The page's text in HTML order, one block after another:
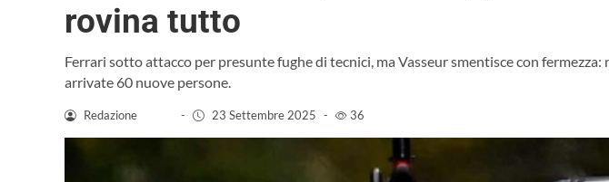
rovina tutto
Ferrari sotto attacco per presunte fughe di tecnici, ma Vasseur smentisce con
arrivate 60 nuove persone.
Redazione - 23 Settembre 2025 - 36